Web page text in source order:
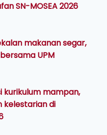
SN-MOSEA 2026
makanan segar,
UPM
kurikulum mampan,
kelestarian di